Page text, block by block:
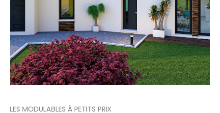
LES MODULABLES À PETITS PRIX